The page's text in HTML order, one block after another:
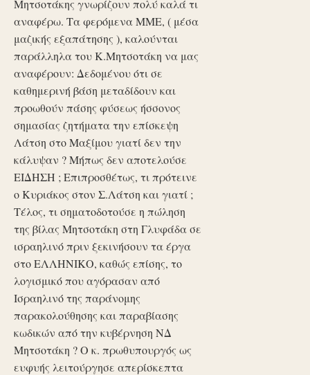
Μητσοτάκης γνωρίζουν πολύ καλά τι
αναφέρω. Τα φερόμενα ΜΜΕ, ( μέσα
μαζικής εξαπάτησης ), καλούνται
παράλληλα του Κ.Μητσοτάκη να μας
αναφέρουν: Δεδομένου ότι σε
καθημερινή βάση μεταδίδουν και
προωθούν πάσης φύσεως ήσσονος
σημασίας ζητήματα την επίσκεψη
Λάτση στο Μαξίμου γιατί δεν την
κάλυψαν ? Μήπως δεν αποτελούσε
ΕΙΔΗΣΗ ; Επιπροσθέτως, τι πρότεινε
ο Κυριάκος στον Σ.Λάτση και γιατί ;
Τέλος, τι σηματοδοτούσε η πώληση
της βίλας Μητσοτάκη στη Γλυφάδα σε
ισραηλινό πριν ξεκινήσουν τα έργα
στο ΕΛΛΗΝΙΚΟ, καθώς επίσης, το
λογισμικό που αγόρασαν από
Ισραηλινό της παράνομης
παρακολούθησης και παραβίασης
κωδικών από την κυβέρνηση ΝΔ
Μητσοτάκη ? Ο κ. πρωθυπουργός ως
ευφυής λειτούργησε απερίσκεπτα